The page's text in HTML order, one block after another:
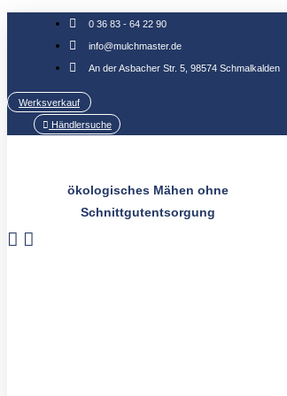
0 36 83 - 64 22 90
info@mulchmaster.de
An der Asbacher Str. 5, 98574 Schmalkalden
Werksverkauf
Händlersuche
ökologisches Mähen ohne
Schnittgutentsorgung